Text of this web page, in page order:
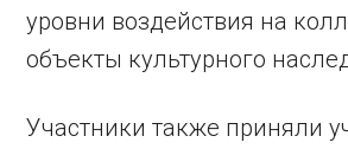
уровни воздействия на
объекты культурного
Участники также приняли